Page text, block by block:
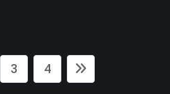
3 4